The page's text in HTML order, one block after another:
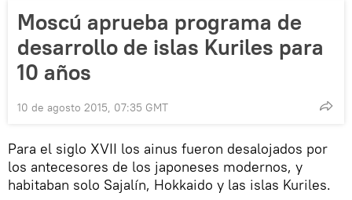
Moscú aprueba programa de
desarrollo de islas Kuriles para
10 años
10 de agosto 2015, 07:35 GMT
Para el siglo XVII los ainus fueron desalojados por
los antecesores de los japoneses modernos, y
habitaban solo Sajalín, Hokkaido y las islas Kuriles.